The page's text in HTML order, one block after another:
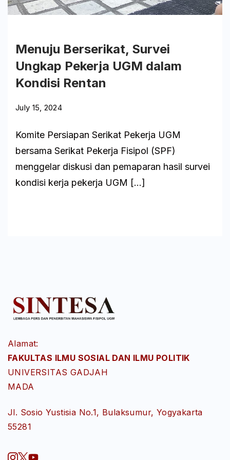
Menuju Berserikat, Survei
Ungkap Pekerja UGM dalam
Kondisi Rentan
July 15, 2024
Komite Persiapan Serikat Pekerja UGM
bersama Serikat Pekerja Fisipol (SPF)
menggelar diskusi dan pemaparan hasil survei
kondisi kerja pekerja UGM […]
Alamat:
FAKULTAS ILMU SOSIAL DAN ILMU POLITIK
UNIVERSITAS GADJAH
MADA
Jl. Sosio Yustisia No.1, Bulaksumur, Yogyakarta
55281